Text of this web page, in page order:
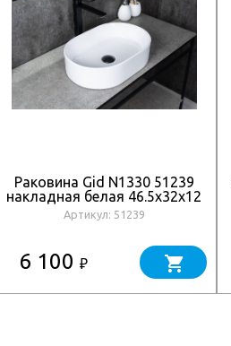
Раковина Gid N1330 51239
накладная белая 46.5x32x12
Артикул: 51239
6 100 ₽